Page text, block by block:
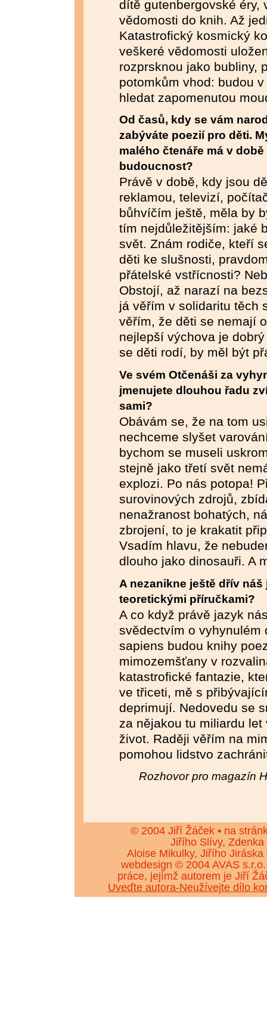
dítě gutenbergovské éry,
vědomosti do knih. Až
Katastrofický kosmický
veškeré vědomosti
rozprsknou jako bubliny,
potomkům vhod: budou
hledat zapomenutou
Od časů, kdy se vám
zabýváte poezií pro děti.
malého čtenáře má v
budoucnost?
Právě v době, kdy jsou
reklamou, televizí,
bůhvíčím ještě, měla by
tím nejdůležitějším: jaké
svět. Znám rodiče, kteří
děti ke slušnosti,
přátelské vstřícnosti?
Obstojí, až narazí na
já věřím v solidaritu těch
věřím, že děti se nemají
nejlepší výchova je
se děti rodí, by měl být
Ve svém Otčenáši za
jmenujete dlouhou řadu
sami?
Obávám se, že na tom
nechceme slyšet
bychom se museli
stejně jako třetí svět
explozi. Po nás potopa!
surovinových zdrojů,
nenažranost bohatých,
zbrojení, to je krakatit
Vsadím hlavu, že
dlouho jako dinosauři. A
A nezanikne ještě dřív
teoretickými příručkami?
A co když právě jazyk
svědectvím o vyhynulém
sapiens budou knihy
mimozemšťany v
katastrofické fantazie,
ve třiceti, mě s
deprimují. Nedovedu se
za nějakou tu miliardu
život. Raději věřím na
pomohou lidstvo
Rozhovor pro magazín
© 2004 Jiří Žáček • na
Jiřího Slívy,
Aloise Mikulky, Jiřího
webdesign © 2004 AVAS
práce, jejímž autorem je Jiří
Uveďte autora-Neužívejte dílo